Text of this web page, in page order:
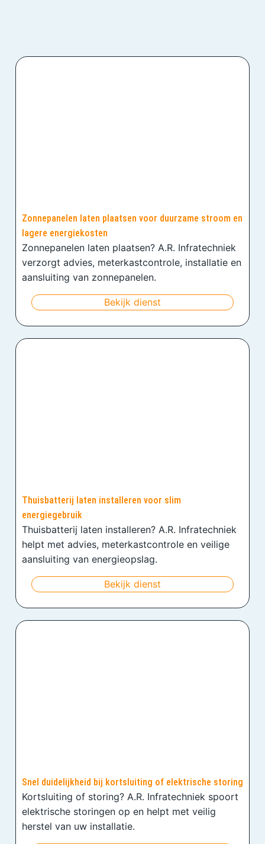
Zonnepanelen laten plaatsen voor duurzame stroom en
lagere energiekosten
Zonnepanelen laten plaatsen? A.R. Infratechniek
verzorgt advies, meterkastcontrole, installatie en
aansluiting van zonnepanelen.
Bekijk dienst
Thuisbatterij laten installeren voor slim
energiegebruik
Thuisbatterij laten installeren? A.R. Infratechniek
helpt met advies, meterkastcontrole en veilige
aansluiting van energieopslag.
Bekijk dienst
Snel duidelijkheid bij kortsluiting of elektrische storing
Kortsluiting of storing? A.R. Infratechniek spoort
elektrische storingen op en helpt met veilig
herstel van uw installatie.